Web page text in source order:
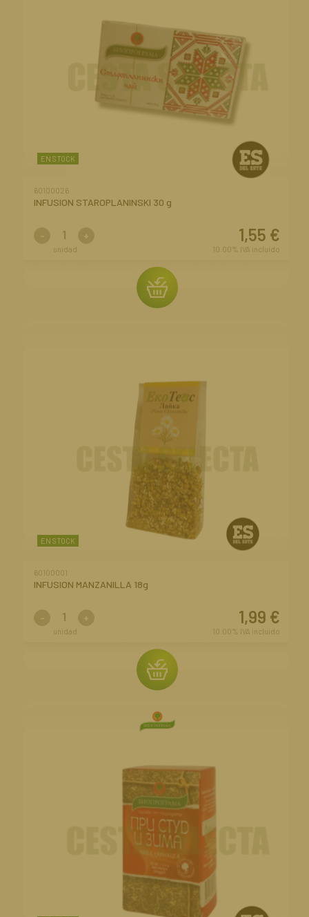
EN STOCK
60100026
INFUSION STAROPLANINSKI 30 g
1,55 €
10.00% IVA incluido
- +
unidad
EN STOCK
60100001
INFUSION MANZANILLA 18g
1,99 €
10.00% IVA incluido
- +
unidad